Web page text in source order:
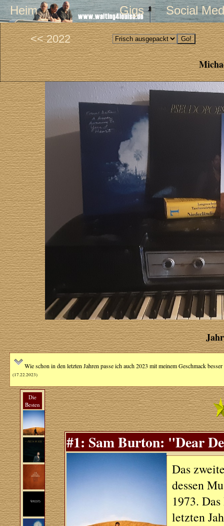
Heim Gigs Social
<< 2022
Wie schon in den letzten Jahren passe ich auch 2023 mit meinem Geschmack
(17.22.2023)
Die
Besten
#1: Sam Burton: "Dear
Das
dessen
1973.
letzten